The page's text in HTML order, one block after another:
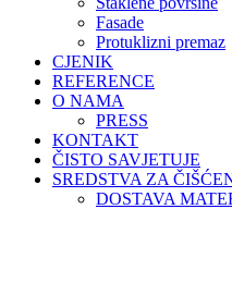
Fasade
Protuklizni premaz
CJENIK
REFERENCE
O NAMA
PRESS
KONTAKT
ČISTO SAVJETUJE
SREDSTVA ZA
DOSTAVA